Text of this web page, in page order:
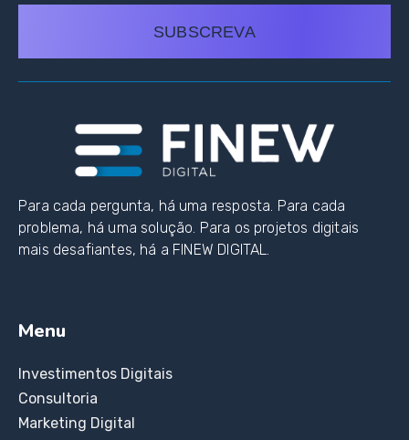
SUBSCREVA
Para cada pergunta, há uma resposta. Para cada
problema, há uma solução. Para os projetos digitais
mais desafiantes, há a FINEW DIGITAL.
Menu
Investimentos Digitais
Consultoria
Marketing Digital